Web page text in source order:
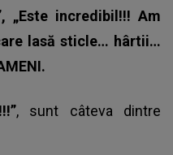
„Este incredibil!!! Am
lasă sticle… hârtii…
, sunt câteva dintre